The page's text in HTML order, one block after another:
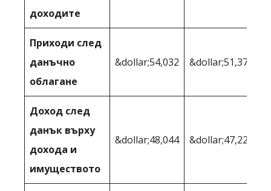
доходите
Приходи след
данъчно
облагане
&dollar;54,032 &dollar;51,374
Доход след
данък върху
дохода и
имуществото
&dollar;48,044 &dollar;47,223